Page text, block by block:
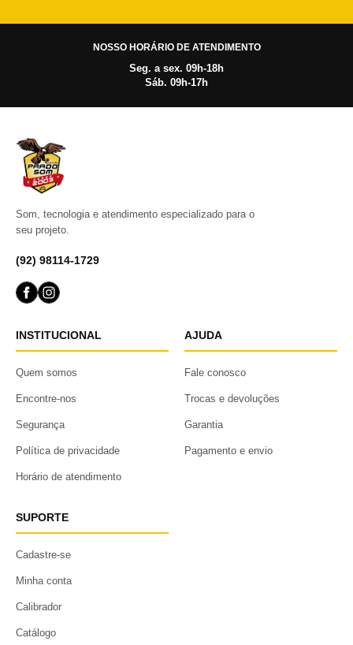
NOSSO HORÁRIO DE ATENDIMENTO
Seg. a sex. 09h-18h
Sáb. 09h-17h
Som, tecnologia e atendimento especializado para o
seu projeto.
(92) 98114-1729
INSTITUCIONAL
Quem somos
Encontre-nos
Segurança
Política de privacidade
Horário de atendimento
AJUDA
Fale conosco
Trocas e devoluções
Garantia
Pagamento e envio
SUPORTE
Cadastre-se
Minha conta
Calibrador
Catálogo